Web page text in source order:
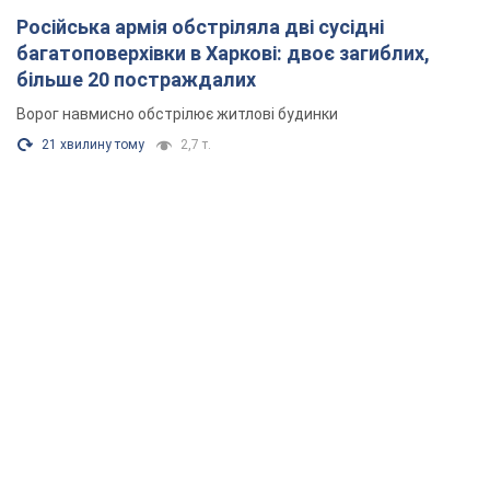
Російська армія обстріляла дві сусідні
багатоповерхівки в Харкові: двоє загиблих,
більше 20 постраждалих
Ворог навмисно обстрілює житлові будинки
21 хвилину тому 2,7 т.